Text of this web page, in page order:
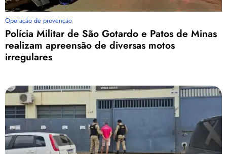
Operação de prevenção
Polícia Militar de São Gotardo e Patos de Minas
realizam apreensão de diversas motos
irregulares